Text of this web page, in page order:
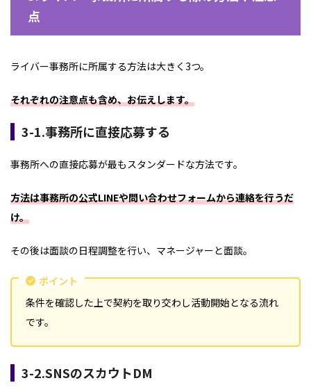
点
ライバー事務所に所属する方法は大きく3つ。
それぞれの注意点も含め、お伝えします。
3-1.事務所に直接応募する
事務所への直接応募が最もスタンダードな方法です。
方法は事務所の公式LINEや問い合わせフォームから連絡を行うだ
け。
その後は面談の日程調整を行い、マネージャーと面談。
ポイント
条件を確認した上で契約を取り交わし活動開始となる流れ
です。
3-2.SNSのスカウトDM